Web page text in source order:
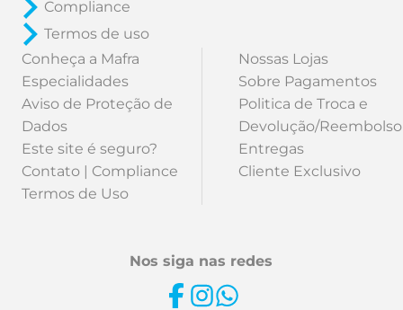
Compliance
Termos de uso
Conheça a Mafra
Especialidades
Aviso de Proteção de
Dados
Este site é seguro?
Contato | Compliance
Termos de Uso
Nossas Lojas
Sobre Pagamentos
Politica de Troca e
Devolução/Reembolso
Entregas
Cliente Exclusivo
Nos siga nas redes